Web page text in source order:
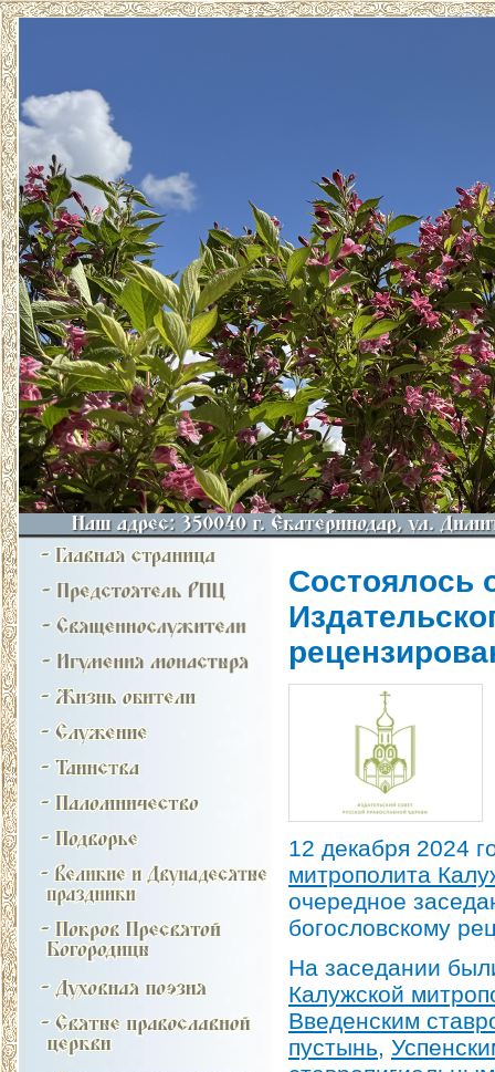
Состоялось
12 декабря 2024
митрополита
очередное
богословскому
На заседании
Калужской
Введенским
пустынь,